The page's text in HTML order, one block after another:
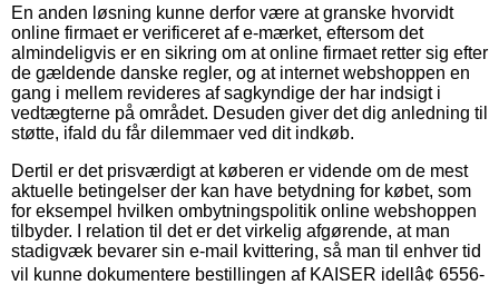
En anden løsning kunne derfor være at granske hvorvidt
online firmaet er verificeret af e-mærket, eftersom det
almindeligvis er en sikring om at online firmaet retter sig efter
de gældende danske regler, og at internet webshoppen en
gang i mellem revideres af sagkyndige der har indsigt i
vedtægterne på området. Desuden giver det dig anledning til
støtte, ifald du får dilemmaer ved dit indkøb.
Dertil er det prisværdigt at køberen er vidende om de mest
aktuelle betingelser der kan have betydning for købet, som
for eksempel hvilken ombytningspolitik online webshoppen
tilbyder. I relation til det er det virkelig afgørende, at man
stadigvæk bevarer sin e-mail kvittering, så man til enhver tid
vil kunne dokumentere bestillingen af KAISER idellâ¢ 6556-